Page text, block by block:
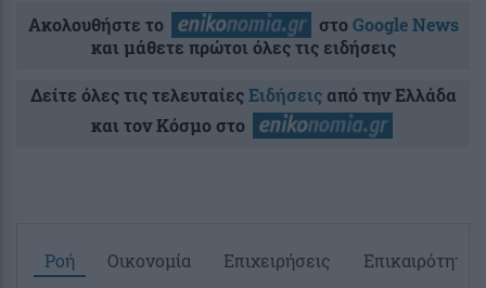
Ακολουθήστε το στοGoogle News
και μάθετε πρώτοι όλες τις ειδήσεις
Δείτε όλες τις τελευταίεςΕιδήσειςαπό την Ελλάδα
και τον Κόσμο στο
Ροή Οικονομία Επιχειρήσεις Επικαιρότητα